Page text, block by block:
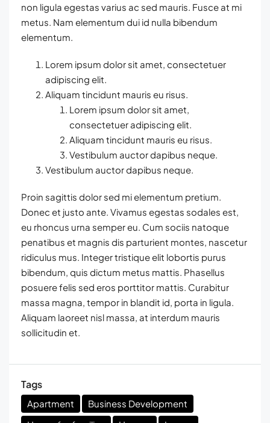
non ligula egestas varius ac sed mauris. Fusce at mi
metus. Nam elementum dui id nulla bibendum
elementum.
Lorem ipsum dolor sit amet, consectetuer
adipiscing elit.
Aliquam tincidunt mauris eu risus.
Lorem ipsum dolor sit amet,
consectetuer adipiscing elit.
Aliquam tincidunt mauris eu risus.
Vestibulum auctor dapibus neque.
Vestibulum auctor dapibus neque.
Proin sagittis dolor sed mi elementum pretium.
Donec et justo ante. Vivamus egestas sodales est,
eu rhoncus urna semper eu. Cum sociis natoque
penatibus et magnis dis parturient montes, nascetur
ridiculus mus. Integer tristique elit lobortis purus
bibendum, quis dictum metus mattis. Phasellus
posuere felis sed eros porttitor mattis. Curabitur
massa magna, tempor in blandit id, porta in ligula.
Aliquam laoreet nisl massa, at interdum mauris
sollicitudin et.
Tags
Apartment
Business Development